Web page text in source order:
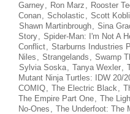
Garney, Ron Marz , Rooster
Conan, Scholastic , Scott
Shawn Martinbrough, Sina
Story, Spider-Man: I'm Not A
Conflict, Starburns Industries
Niles , Strangelands , Swamp
Sylvia Soska, Tanya Wexler,
Mutant Ninja Turtles: IDW 20/
COMIQ, The Electric Black,
The Empire Part One, The
No-Ones , The Underfoot: The